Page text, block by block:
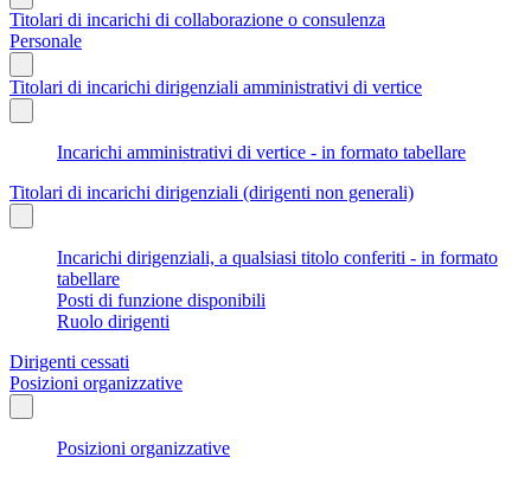
Titolari di incarichi di collaborazione o consulenza
Personale
Titolari di incarichi dirigenziali amministrativi di vertice
Incarichi amministrativi di vertice - in formato tabellare
Titolari di incarichi dirigenziali (dirigenti non generali)
Incarichi dirigenziali, a qualsiasi titolo conferiti - in formato
tabellare
Posti di funzione disponibili
Ruolo dirigenti
Dirigenti cessati
Posizioni organizzative
Posizioni organizzative